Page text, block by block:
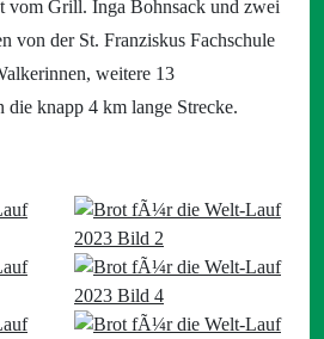
vom Grill. Inga Bohnsack und zwei
von der St. Franziskus Fachschule
weitere 13
knapp 4 km lange Strecke.